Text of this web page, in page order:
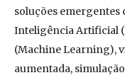
soluções emergentes
Inteligência Artificial
(Machine Learning),
aumentada,